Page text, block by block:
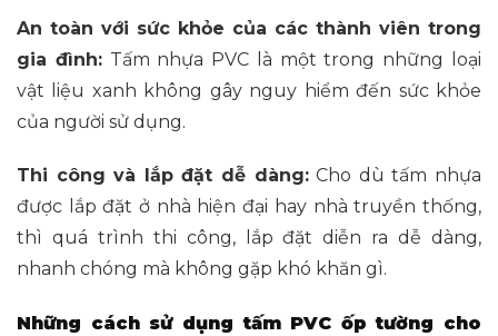
An toàn với sức khỏe của các thành viên trong
gia đình:Tấm nhựa PVC là một trong những loại
vật liệu xanh không gây nguy hiểm đến sức khỏe
của người sử dụng.
Thi công và lắp đặt dễ dàng:Cho dù tấm nhựa
được lắp đặt ở nhà hiện đại hay nhà truyền thống,
thì quá trình thi công, lắp đặt diễn ra dễ dàng,
nhanh chóng mà không gặp khó khăn gì.
Những cách sử dụng tấm PVC ốp tường cho